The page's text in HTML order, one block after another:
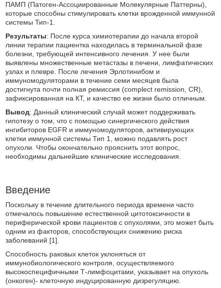
ПАМП (Патоген-Ассоциированные Молекулярные Паттерны),
которые способны стимулировать клетки врожденной иммунной
системы Тип-1.
Результаты: После курса химиотерапии до начала второй
линии терапии пациентка находилась в терминальной фазе
болезни, требующей интенсивного лечения. У нее были
выявлены множественные метастазы в печени, лимфатических
узлах и плевре. После лечения Эрлотинибом и
иммуномодуляторами в течение семи месяцев была
достигнута почти полная ремиссия (complect remission, CR),
зафиксированная на КТ, и качество ее жизни было отличным.
Вывод: Данный клинический случай может поддерживать
гипотезу о том, что с помощью синергического действия
ингибиторов EGFR и иммуномодуляторов, активирующих
клетки иммунной системы Тип 1, можно подавлять рост
опухоли. Чтобы окончательно прояснить этот вопрос,
необходимы дальнейшие клинические исследования.
Введение
Поскольку в течение длительного периода времени часто
отмечалось повышение естественной цитотоксичности в
периферической крови пациентов с опухолями, это может быть
одним из факторов, способствующих снижению риска
заболеваний [1].
Способность раковых клеток уклоняться от
иммунобиологического контроля, осуществляемого
высокоспецифичными Т-лимфоцитами, указывает на опухоль
(онкоген)- клеточную индуцированную дизрегуляцию.